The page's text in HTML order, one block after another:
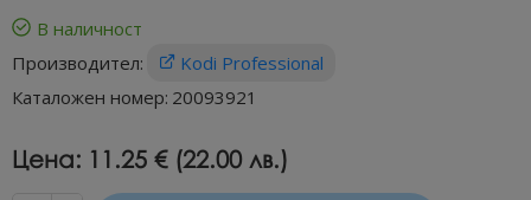
В наличност
Производител:
Kodi Professional
Каталожен номер: 20093921
Цена: 11.25 € (22.00 лв.)